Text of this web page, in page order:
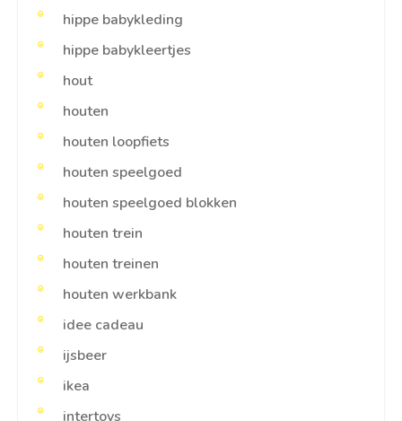
hippe babykleding
hippe babykleertjes
hout
houten
houten loopfiets
houten speelgoed
houten speelgoed blokken
houten trein
houten treinen
houten werkbank
idee cadeau
ijsbeer
ikea
intertoys